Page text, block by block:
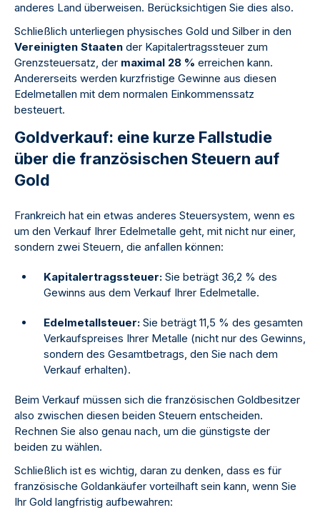
anderes Land überweisen. Berücksichtigen Sie dies also.
Schließlich unterliegen physisches Gold und Silber in den
Vereinigten Staaten der Kapitalertragssteuer zum
Grenzsteuersatz, der maximal 28 % erreichen kann.
Andererseits werden kurzfristige Gewinne aus diesen
Edelmetallen mit dem normalen Einkommenssatz
besteuert.
Goldverkauf: eine kurze Fallstudie
über die französischen Steuern auf
Gold
Frankreich hat ein etwas anderes Steuersystem, wenn es
um den Verkauf Ihrer Edelmetalle geht, mit nicht nur einer,
sondern zwei Steuern, die anfallen können:
Kapitalertragssteuer: Sie beträgt 36,2 % des
Gewinns aus dem Verkauf Ihrer Edelmetalle.
Edelmetallsteuer: Sie beträgt 11,5 % des gesamten
Verkaufspreises Ihrer Metalle (nicht nur des Gewinns,
sondern des Gesamtbetrags, den Sie nach dem
Verkauf erhalten).
Beim Verkauf müssen sich die französischen Goldbesitzer
also zwischen diesen beiden Steuern entscheiden.
Rechnen Sie also genau nach, um die günstigste der
beiden zu wählen.
Schließlich ist es wichtig, daran zu denken, dass es für
französische Goldankäufer vorteilhaft sein kann, wenn Sie
Ihr Gold langfristig aufbewahren: